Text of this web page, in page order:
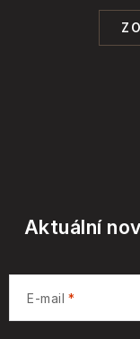
Aktuální
E-mail